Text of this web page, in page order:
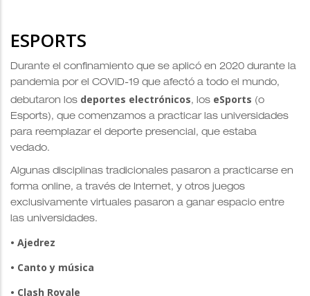
ESPORTS
Durante el confinamiento que se aplicó en 2020 durante la
pandemia por el COVID-19 que afectó a todo el mundo,
debutaron los deportes electrónicos, los eSports (o
Esports), que comenzamos a practicar las universidades
para reemplazar el deporte presencial, que estaba
vedado.
Algunas disciplinas tradicionales pasaron a practicarse en
forma online, a través de Internet, y otros juegos
exclusivamente virtuales pasaron a ganar espacio entre
las universidades.
• Ajedrez
• Canto y música
• Clash Royale